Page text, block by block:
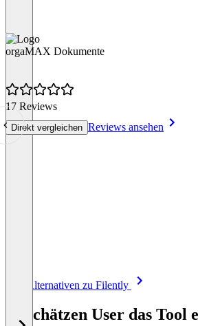
orgaMAX Dokumente
17 Reviews
Direkt vergleichen Reviews ansehen
Alle Alternativen zu Filently
So schätzen User das Tool